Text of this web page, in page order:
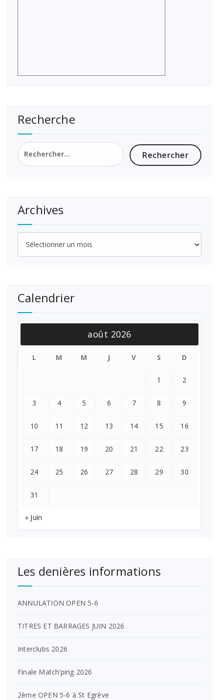
Recherche
Rechercher :
Archives
Archives
Calendrier
août 2026
L M M J V S D
1 2
3 4 5 6 7 8 9
10 11 12 13 14 15 16
17 18 19 20 21 22 23
24 25 26 27 28 29 30
31
« Juin
Les denières informations
ANNULATION OPEN 5-6
TITRES ET BARRAGES JUIN 2026
Interclubs 2026
Finale Match’ping 2026
2ème OPEN 5-6 à St Egrève